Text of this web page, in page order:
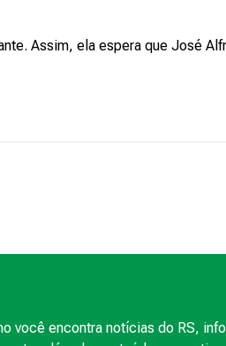
Assim, ela espera que José
você encontra notícias do RS,